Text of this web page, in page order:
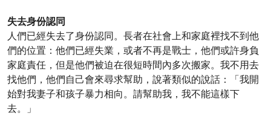
失去身份認同
人們已經失去了身份認同。長者在社會上和家庭裡找不到他
們的位置：他們已經失業，或者不再是戰士，他們或許身負
家庭責任，但是他們被迫在很短時間內多次搬家。我不用去
找他們，他們自己會來尋求幫助，說著類似的說話：「我開
始對我妻子和孩子暴力相向。請幫助我，我不能這樣下
去。」